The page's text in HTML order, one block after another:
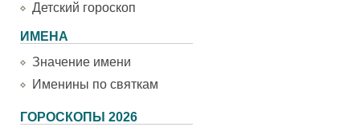
Детский гороскоп
ИМЕНА
Значение имени
Именины по святкам
ГОРОСКОПЫ 2026